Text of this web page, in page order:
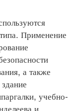
Применение
а также
учебно-
и